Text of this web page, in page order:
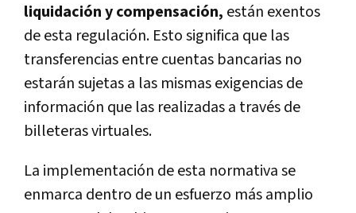
liquidación y compensación, están exentos
de esta regulación. Esto significa que las
transferencias entre cuentas bancarias no
estarán sujetas a las mismas exigencias de
información que las realizadas a través de
billeteras virtuales.
La implementación de esta normativa se
enmarca dentro de un esfuerzo más amplio